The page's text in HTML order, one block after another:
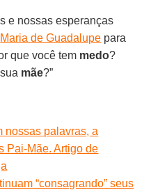
e nossas esperanças
Maria de Guadalupe para
que você tem medo?
mãe?”
nossas palavras, a
Pai-Mãe. Artigo de
“consagrando” seus